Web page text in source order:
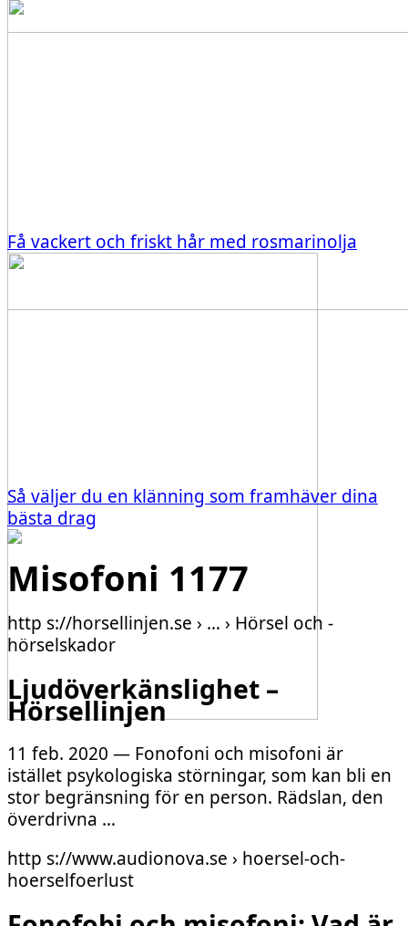
Få vackert och friskt hår med rosmarinolja
Så väljer du en klänning som framhäver dina
bästa drag
Misofoni 1177
http s://horsellinjen.se › … › Hörsel och ­
hörselskador
Ljudöverkänslighet –
Hörsellinjen
11 feb. 2020 — Fonofoni och misofoni är
istället psykologiska störningar, som kan bli en
stor begränsning för en person. Rädslan, den
överdrivna …
http s://www.audionova.se › hoersel-och-
hoerselfoerlust